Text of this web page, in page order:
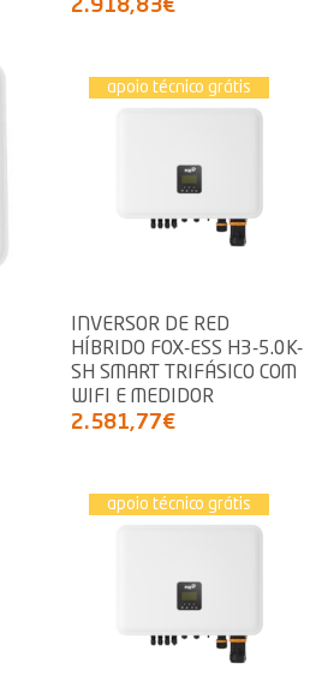
2.918,83€
apoio técnico grátis
INVERSOR DE RED
HÍBRIDO FOX-ESS H3-5.0K-
SH SMART TRIFÁSICO COM
WIFI E MEDIDOR
2.581,77€
apoio técnico grátis